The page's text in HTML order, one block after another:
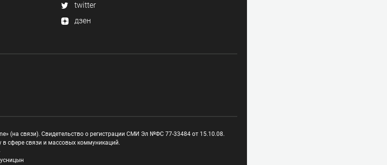
twitter
дзен
(на связи). Свидетельство о регистрации СМИ Эл №ФС 77-33484 от 15.10.08.
сфере связи и массовых коммуникаций.